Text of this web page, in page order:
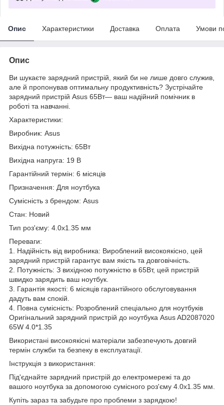
Опис Характеристики Доставка Оплата Умови
Опис
Ви шукаєте зарядний пристрій, який би не лише довго служив,
але й пропонував оптимальну продуктивність? Зустрічайте
зарядний пристрій Asus 65Вт— ваш надійний помічник в
роботі та навчанні.
Характеристики:
Виробник: Asus
Вихідна потужність: 65Вт
Вихідна напруга: 19 В
Гарантійний термін: 6 місяців
Призначення: Для ноутбука
Сумісність з брендом: Asus
Стан: Новий
Тип роз'єму: 4.0x1.35 мм
Переваги:
1. Надійність від виробника: Вироблений високоякісно, цей
зарядний пристрій гарантує вам якість та довговічність.
2. Потужність: З вихідною потужністю в 65Вт, цей пристрій
швидко зарядить ваш ноутбук.
3. Гарантія якості: 6 місяців гарантійного обслуговування
дадуть вам спокій.
4. Повна сумісність: Розроблений спеціально для ноутбуків
Оригінальний зарядний пристрій до ноутбука Asus AD2087020
65W 4.0*1.35
Використані високоякісні матеріали забезпечують довгий
термін служби та безпеку в експлуатації.
Інструкція з використання:
Під'єднайте зарядний пристрій до електромережі та до
вашого ноутбука за допомогою сумісного роз'єму 4.0x1.35 мм.
Купіть зараз та забудьте про проблеми з зарядкою!